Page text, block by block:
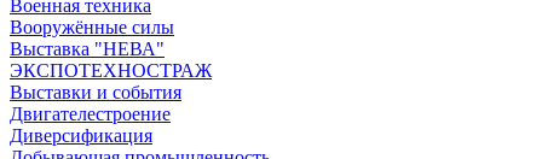
Военная техника
Вооружённые силы
Выставка "НЕВА"
ЭКСПОТЕХНОСТРАЖ
Выставки и события
Двигателестроение
Диверсификация